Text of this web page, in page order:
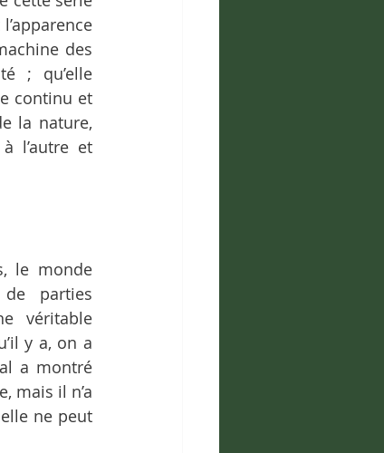
des
; qu’elle
continu et
la nature,
l’autre et
le monde
de parties
véritable
y a, on a
a montré
mais il n’a
ne peut